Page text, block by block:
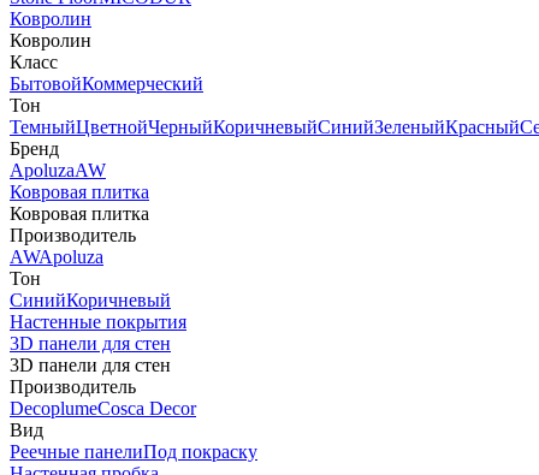
Ковролин
Ковролин
Класс
БытовойКоммерческий
Тон
ТемныйЦветнойЧерныйКоричневыйСинийЗеленыйКрасный
Бренд
ApoluzaAW
Ковровая плитка
Ковровая плитка
Производитель
AWApoluza
Тон
СинийКоричневый
Настенные покрытия
3D панели для стен
3D панели для стен
Производитель
DecoplumeCosca Decor
Вид
Реечные панелиПод покраску